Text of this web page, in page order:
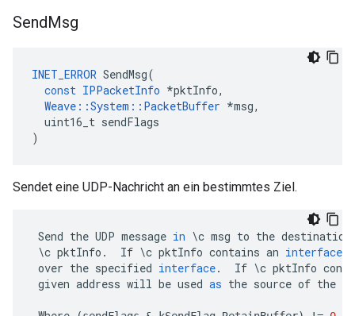
SendMsg
INET_ERROR SendMsg(
const IPPacketInfo *pktInfo,
Weave ::System :: PacketBuffer *msg,
uint16_t sendFlags
)
Sendet eine UDP-Nachricht an ein bestimmtes Ziel.
Send the UDP message in \c msg to the destination
\c pktInfo . If \c pktInfo contains an interface
over the specified interface. If \c pktInfo
given address will be used as the source of the